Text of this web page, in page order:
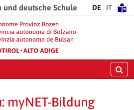
deutsche Schule DE IT
myNET-Bildung